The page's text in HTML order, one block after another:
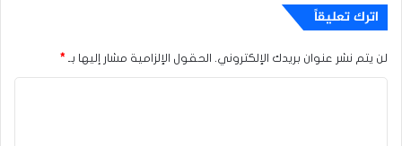
اترك تعليقاً
لن يتم نشر عنوان بريدك الإلكتروني. الحقول الإلزامية مشار إليها بـ *